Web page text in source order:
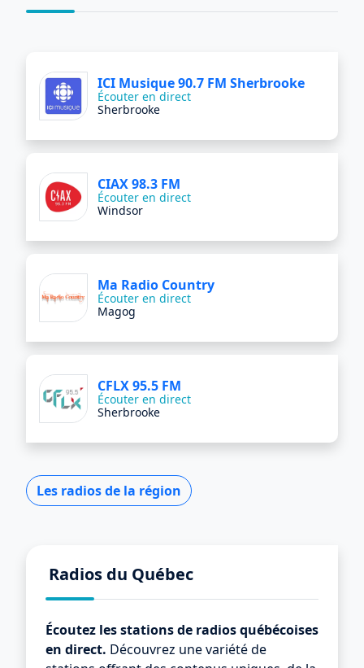
ICI Musique 90.7 FM Sherbrooke
Écouter en direct
Sherbrooke
CIAX 98.3 FM
Écouter en direct
Windsor
Ma Radio Country
Écouter en direct
Magog
CFLX 95.5 FM
Écouter en direct
Sherbrooke
Les radios de la région
Radios du Québec
Écoutez les stations de radios québécoises
en direct. Découvrez une variété de